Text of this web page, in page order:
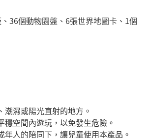
36個動物園盤、6張世界地圖卡、1個
潮濕或陽光直射的地方。
穩空間內遊玩，以免發生危險。​
年人的陪同下，讓兒童使用本產品。